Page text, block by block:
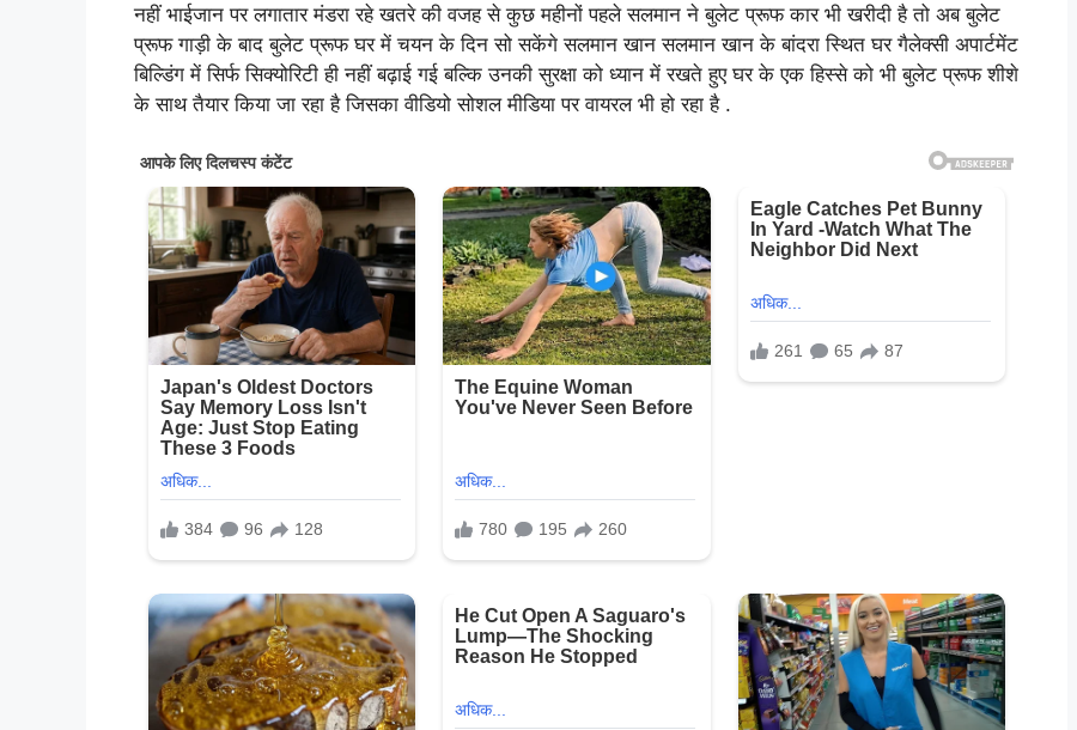
नहीं भाईजान पर लगातार मंडरा रहे खतरे की वजह से कुछ महीनों पहले सलमान ने बुलेट प्रूफ कार भी खरीदी है तो अब बुलेट
प्रूफ गाड़ी के बाद बुलेट प्रूफ घर में चयन के दिन सो सकेंगे सलमान खान सलमान खान के बांदरा स्थित घर गैलेक्सी अपार्टमेंट
बिल्डिंग में सिर्फ सिक्योरिटी ही नहीं बढ़ाई गई बल्कि उनकी सुरक्षा को ध्यान में रखते हुए घर के एक हिस्से को भी बुलेट प्रूफ शीशे
के साथ तैयार किया जा रहा है जिसका वीडियो सोशल मीडिया पर वायरल भी हो रहा है .